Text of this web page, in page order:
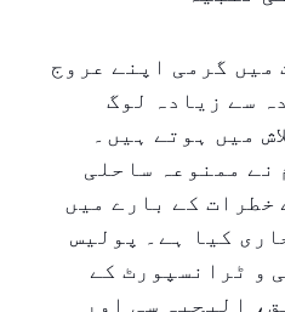
میں گرمی اپنے عروج
سے زیادہ لوگ
میں ہوتے ہیں۔
نے ممنوعہ ساحلی
خطرات کے بارے میں
کیا ہے۔ پولیس
و ٹرانسپورٹ کے
البحیہ سِی اور